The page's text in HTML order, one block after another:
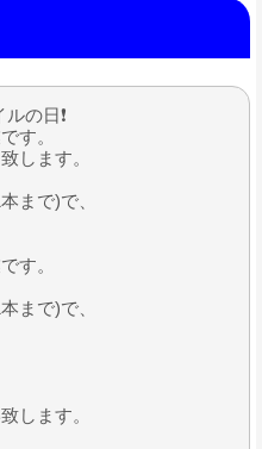
の日❗
す。
します。
まで)で、
す。
まで)で、
します。